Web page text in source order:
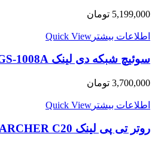
5,199,000 تومان
اطلاعات بیشتر Quick View
سوئیچ شبکه دی لینک DGS-1008A
3,700,000 تومان
اطلاعات بیشتر Quick View
روتر تی پی لینک ARCHER C20